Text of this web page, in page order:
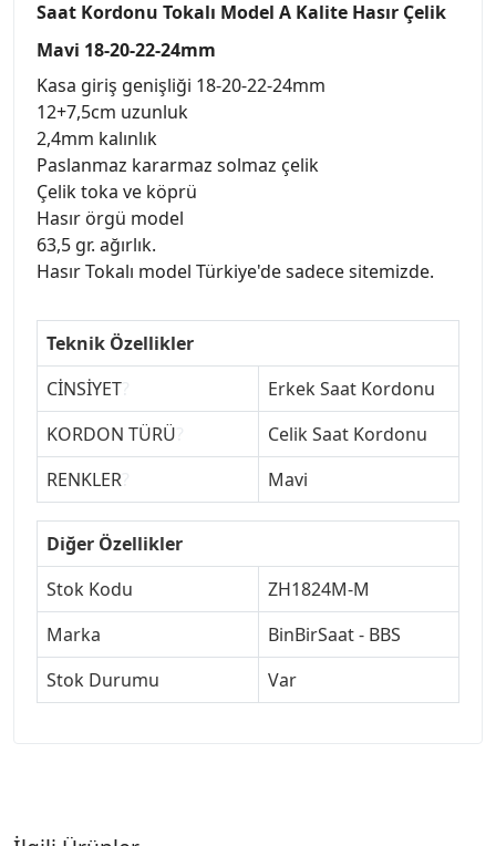
Saat Kordonu Tokalı Model A Kalite Hasır Çelik
Mavi 18-20-22-24mm
Kasa giriş genişliği 18-20-22-24mm
12+7,5cm uzunluk
2,4mm kalınlık
Paslanmaz kararmaz solmaz çelik
Çelik toka ve köprü
Hasır örgü model
63,5 gr. ağırlık.
Hasır Tokalı model Türkiye'de sadece sitemizde.
Teknik Özellikler
CİNSİYET
Erkek Saat Kordonu
KORDON TÜRÜ
Celik Saat Kordonu
RENKLER
Mavi
Diğer Özellikler
Stok Kodu
ZH1824M-M
Marka
BinBirSaat - BBS
Stok Durumu
Var